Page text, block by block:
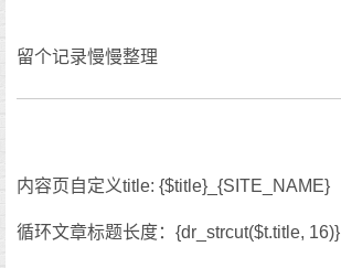
留个记录慢慢整理
内容页自定义title: {$title}_{SITE_NAME}
循环文章标题长度：{dr_strcut($t.title, 16)}